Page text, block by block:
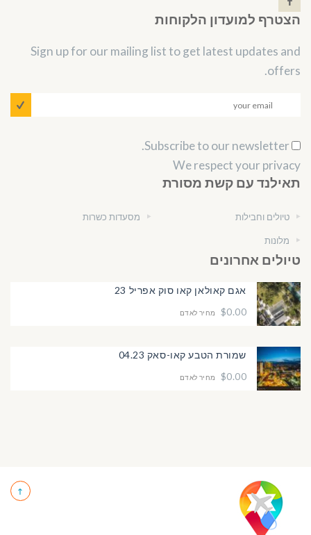
הצטרף למועדון הלקוחות
Sign up for our mailing list to get latest updates and
offers.
We respect your privacy
תאילנד עם קשת מסורת
טיולים וחבילות
מלונות
מסעדות כשרות
טיולים אחרונים
אגם קאולאן קאו סוק אפריל 23
$0.00
מחיר לאדם
שמורת הטבע קאו-סאק 04.23
$0.00
מחיר לאדם